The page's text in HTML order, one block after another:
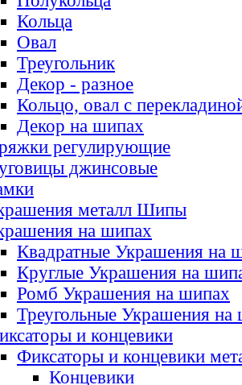
Кольца
Овал
Треугольник
Декор - разное
Кольцо, овал с
Декор на шипах
регулирующие
джинсовые
металл Шипы
на шипах
Квадратные Украшения на
Круглые Украшения на
Ромб Украшения на шипах
Треугольные Украшения на
и концевики
Фиксаторы и концевики
Концевики